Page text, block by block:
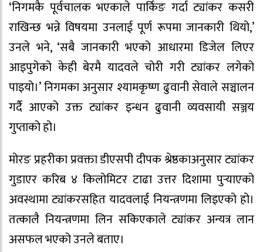
‘निगमकै पूर्वचालक भएकाले पार्किङ गर्दा ट्यांकर कसरी
राखिन्छ भन्ने विषयमा उनलाई पूर्ण रूपमा जानकारी थियो,’
उनले भने, ‘सबै जानकारी भएको आधारमा डिजेल लिएर
आइपुगेको केही बेरमै यादवले चोरी गरी ट्यांकर लगेको
पाइयो।’ निगमका अनुसार श्यामकृष्ण ढुवानी सेवाले सञ्चालन
गर्दै आएको उक्त ट्यांकर इन्धन ढुवानी व्यवसायी सञ्जय
गुप्ताको हो।
मोरङ प्रहरीका प्रवक्ता डीएसपी दीपक श्रेष्ठकाअनुसार ट्यांकर
गुडाएर करिब ४ किलोमिटर टाढा उत्तर दिशामा पुर्‍याएको
अवस्थामा ट्यांकरसहित यादवलाई नियन्त्रणमा लिइएको हो।
तत्कालै नियन्त्रणमा लिन सकिएकाले ट्यांकर अन्यत्र लान
असफल भएको उनले बताए।